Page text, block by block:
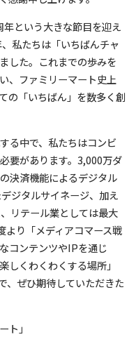
という大きな節目を迎え
私たちは「いちばんチャ
した。これまでの歩みを
、ファミリーマート史上
の「いちばん」を数多く創
る中で、私たちはコンビ
要があります。3,000万ダ
決済機能によるデジタル
ジタルサイネージ、加え
リテール業としては最大
より「メディアコマース戦
コンテンツやIPを通じ
しくわくわくする場所」
、ぜひ期待していただきた
ト」